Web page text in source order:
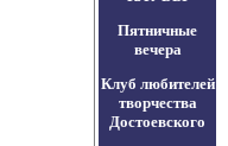
Пятничные
вечера
Клуб любителей
творчества
Достоевского